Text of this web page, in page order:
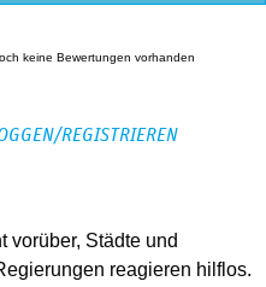
keine Bewertungen vorhanden
REGISTRIEREN
vorüber, Städte und
reagieren hilflos.